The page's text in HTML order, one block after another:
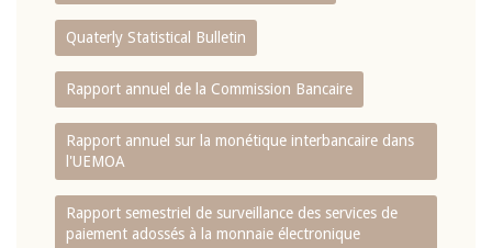
Quaterly Statistical Bulletin
Rapport annuel de la Commission Bancaire
Rapport annuel sur la monétique interbancaire dans
l'UEMOA
Rapport semestriel de surveillance des services de
paiement adossés à la monnaie électronique